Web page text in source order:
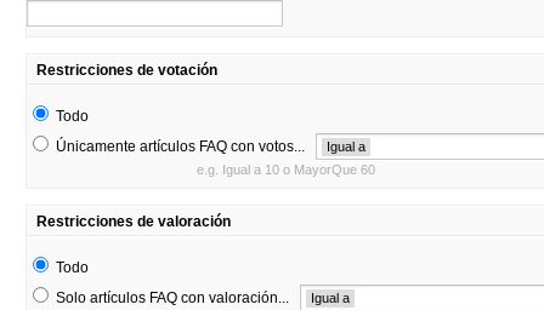
Restricciones de votación
Todo
Únicamente artículos FAQ con votos...
Igual a
e.g. Igual a 10 o MayorQue 60
Restricciones de valoración
Todo
Solo artículos FAQ con valoración...
Igual a